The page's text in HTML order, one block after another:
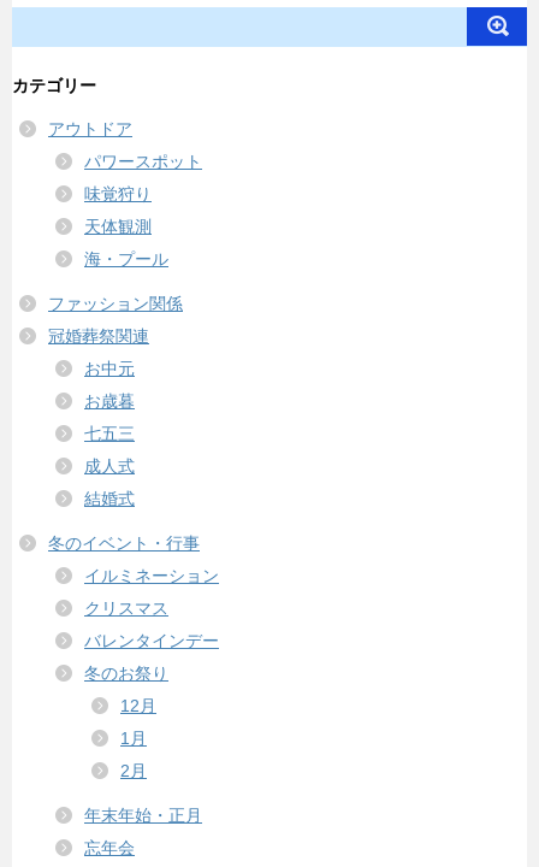
カテゴリー
アウトドア
パワースポット
味覚狩り
天体観測
海・プール
ファッション関係
冠婚葬祭関連
お中元
お歳暮
七五三
成人式
結婚式
冬のイベント・行事
イルミネーション
クリスマス
バレンタインデー
冬のお祭り
12月
1月
2月
年末年始・正月
忘年会